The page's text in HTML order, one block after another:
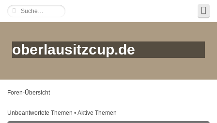
oberlausitzcup.de
Foren-Übersicht
Unbeantwortete Themen • Aktive Themen